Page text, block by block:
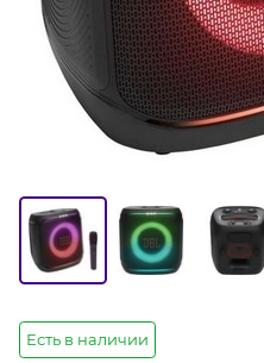
Есть в наличии